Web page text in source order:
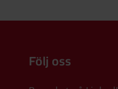
Följ oss